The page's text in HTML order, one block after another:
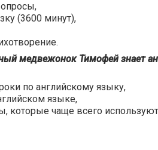
(3600 минут),
медвежонок Тимофей знает
по английскому языку,
языке,
которые чаще всего